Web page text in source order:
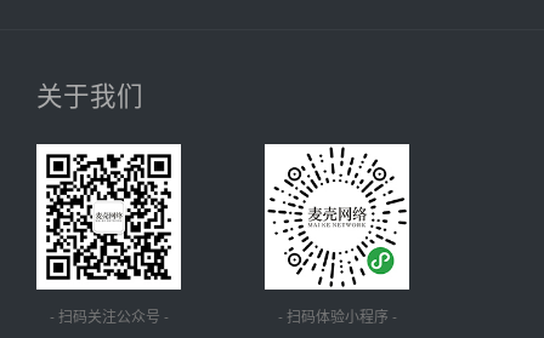
关于我们
- 扫码关注公众号 - - 扫码体验小程序 -